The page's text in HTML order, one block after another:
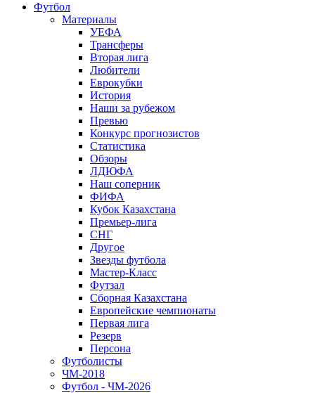
Футбол
Материалы
УЕФА
Трансферы
Вторая лига
Любители
Еврокубки
История
Наши за рубежом
Превью
Конкурс прогнозистов
Статистика
Обзоры
ЛДЮФА
Наш соперник
ФИФА
Кубок Казахстана
Премьер-лига
СНГ
Другое
Звезды футбола
Мастер-Класс
Футзал
Сборная Казахстана
Европейские чемпионаты
Первая лига
Резерв
Персона
Футболисты
ЧМ-2018
Футбол - ЧМ-2026